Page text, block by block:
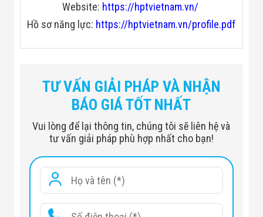
Website: https://hptvietnam.vn/
Hồ sơ năng lực: https://hptvietnam.vn/profile.pdf
TƯ VẤN GIẢI PHÁP VÀ NHẬN
BÁO GIÁ TỐT NHẤT
Vui lòng để lại thông tin, chúng tôi sẽ liên hệ và
tư vấn giải pháp phù hợp nhất cho bạn!